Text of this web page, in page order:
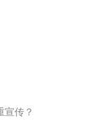
宣传？